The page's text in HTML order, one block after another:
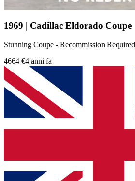
1969 | Cadillac Eldorado Coupe
Stunning Coupe - Recommission Required
4664 €4 anni fa